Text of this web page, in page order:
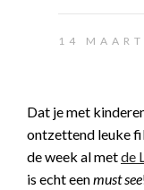
14
Dat je met
ontzettend leuke
de week al metde
is echt eenmust see